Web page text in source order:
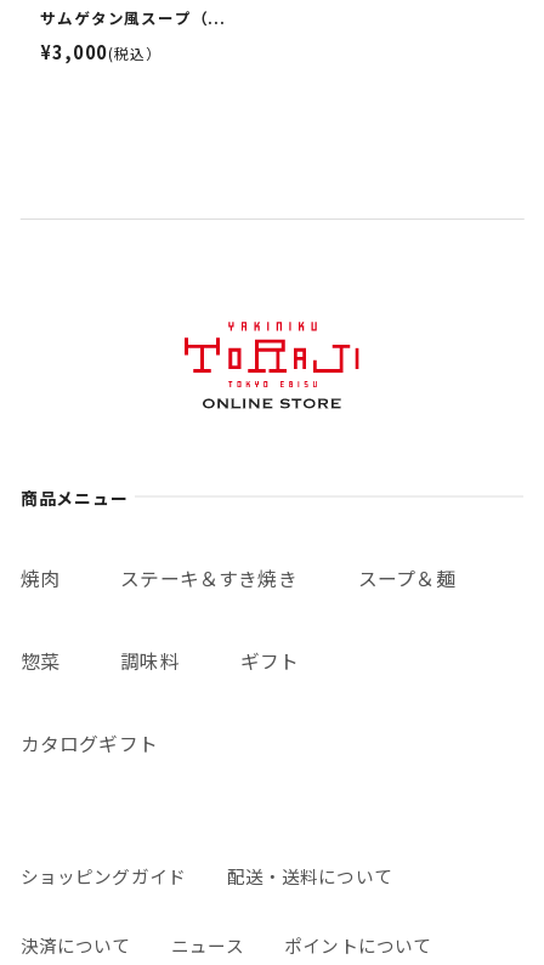
サムゲタン風スープ（...
¥3,000(税込）
商品メニュー
焼肉 ステーキ＆すき焼き スープ＆麺
惣菜 調味料 ギフト
カタログギフト
ショッピングガイド 配送・送料について
決済について ニュース ポイントについて